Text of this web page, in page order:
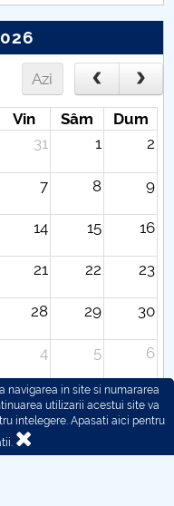
Azi
Vin Sâm
Dum
31 1 2
7 8 9
14 15 16
21 22 23
28 29 30
4 5 6
navigarea in site si numararea
utilizarii acestui site va
intelegere. Apasati aici pentru